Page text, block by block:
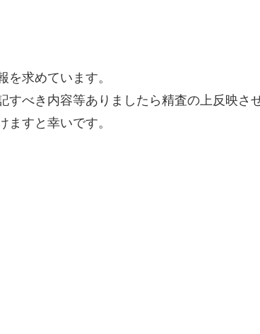
求めています。
すべき内容等ありましたら精査の上反映さ
すと幸いです。